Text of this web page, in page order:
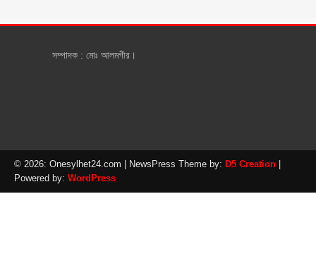
সম্পাদক : মোঃ আলমগীর।
© 2026: Onesylhet24.com | NewsPress Theme by: D5 Creation
Powered by: WordPress